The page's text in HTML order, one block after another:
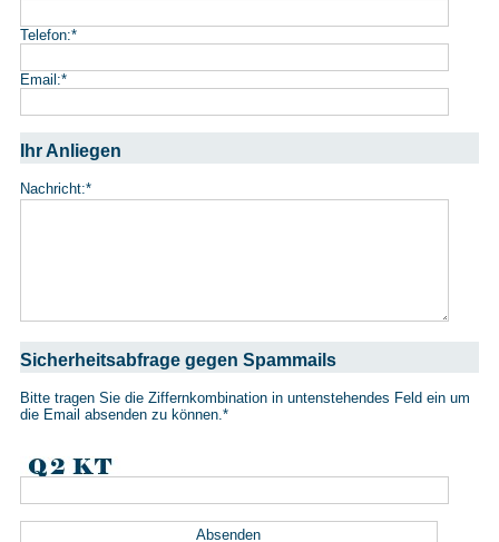
Telefon:*
Email:*
Ihr Anliegen
Nachricht:*
Sicherheitsabfrage gegen Spammails
Bitte tragen Sie die Ziffernkombination in untenstehendes Feld ein um
die Email absenden zu können.*